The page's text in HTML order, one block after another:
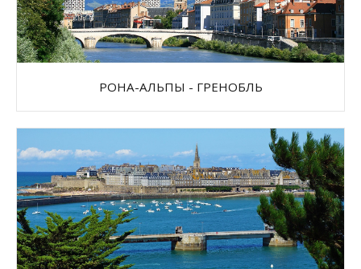
РОНА-АЛЬПЫ - ГРЕНОБЛЬ